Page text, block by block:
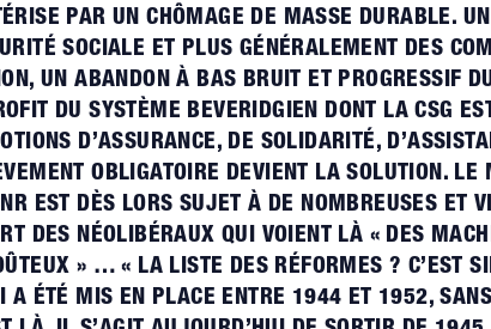
PAR UN CHÔMAGE DE MASSE DURABLE.
SOCIALE ET PLUS GÉNÉRALEMENT DES
UN ABANDON À BAS BRUIT ET PROGRESSIF
DU SYSTÈME BEVERIDGIEN DONT LA CSG
D’ASSURANCE, DE SOLIDARITÉ,
OBLIGATOIRE DEVIENT LA SOLUTION. LE
EST DÈS LORS SUJET À DE NOMBREUSES ET
DES NÉOLIBÉRAUX QUI VOIENT LÀ « DES
» … « LA LISTE DES RÉFORMES ? C’EST
A ÉTÉ MIS EN PLACE ENTRE 1944 ET 1952, SANS